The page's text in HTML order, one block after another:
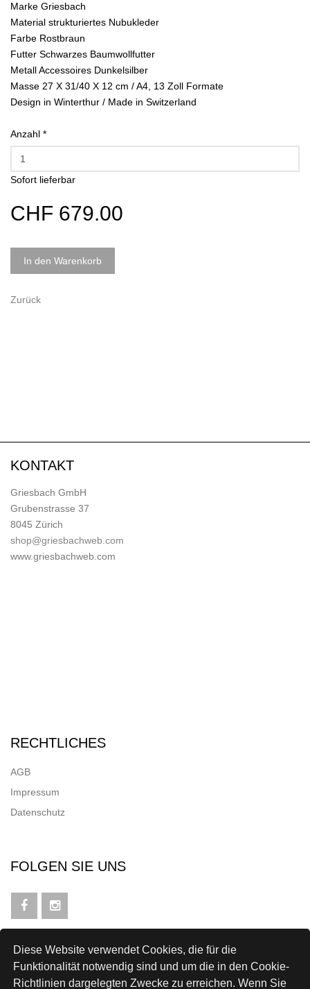
Diese Website verwendet Cookies, die für die
Funktionalität notwendig sind und um die in den Cookie-
Richtlinien dargelegten Zwecke zu erreichen. Wenn Sie
Marke Griesbach
Material strukturiertes Nubukleder
Farbe Rostbraun
Futter Schwarzes Baumwollfutter
Metall Accessoires Dunkelsilber
Masse 27 X 31/40 X 12 cm / A4, 13 Zoll Formate
Design in Winterthur / Made in Switzerland
Anzahl *
Sofort lieferbar
CHF 679.00
In den Warenkorb
Zurück
KONTAKT
Griesbach GmbH
Grubenstrasse 37
8045 Zürich
shop@griesbachweb.com
www.griesbachweb.com
RECHTLICHES
AGB
Impressum
Datenschutz
FOLGEN SIE UNS
NEWSLETTER